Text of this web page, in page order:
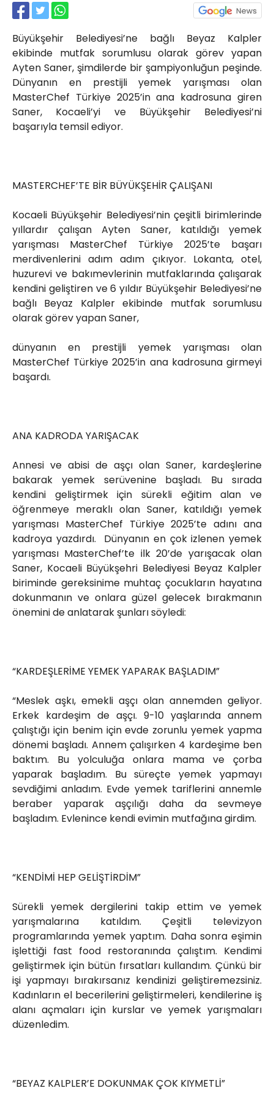
Büyükşehir Belediyesi’ne bağlı Beyaz Kalpler
ekibinde mutfak sorumlusu olarak görev yapan
Ayten Saner, şimdilerde bir şampiyonluğun peşinde.
Dünyanın en prestijli yemek yarışması olan
MasterChef Türkiye 2025’in ana kadrosuna giren
Saner, Kocaeli’yi ve Büyükşehir Belediyesi’ni
başarıyla temsil ediyor.
MASTERCHEF’TE BİR BÜYÜKŞEHİR ÇALIŞANI
Kocaeli Büyükşehir Belediyesi’nin çeşitli birimlerinde
yıllardır çalışan Ayten Saner, katıldığı yemek
yarışması MasterChef Türkiye 2025’te başarı
merdivenlerini adım adım çıkıyor. Lokanta, otel,
huzurevi ve bakımevlerinin mutfaklarında çalışarak
kendini geliştiren ve 6 yıldır Büyükşehir Belediyesi’ne
bağlı Beyaz Kalpler ekibinde mutfak sorumlusu
olarak görev yapan Saner,
dünyanın en prestijli yemek yarışması olan
MasterChef Türkiye 2025’in ana kadrosuna girmeyi
başardı.
ANA KADRODA YARIŞACAK
Annesi ve abisi de aşçı olan Saner, kardeşlerine
bakarak yemek serüvenine başladı. Bu sırada
kendini geliştirmek için sürekli eğitim alan ve
öğrenmeye meraklı olan Saner, katıldığı yemek
yarışması MasterChef Türkiye 2025’te adını ana
kadroya yazdırdı. Dünyanın en çok izlenen yemek
yarışması MasterChef’te ilk 20’de yarışacak olan
Saner, Kocaeli Büyükşehri Belediyesi Beyaz Kalpler
biriminde gereksinime muhtaç çocukların hayatına
dokunmanın ve onlara güzel gelecek bırakmanın
önemini de anlatarak şunları söyledi:
“KARDEŞLERİME YEMEK YAPARAK BAŞLADIM”
“Meslek aşkı, emekli aşçı olan annemden geliyor.
Erkek kardeşim de aşçı. 9-10 yaşlarında annem
çalıştığı için benim için evde zorunlu yemek yapma
dönemi başladı. Annem çalışırken 4 kardeşime ben
baktım. Bu yolculuğa onlara mama ve çorba
yaparak başladım. Bu süreçte yemek yapmayı
sevdiğimi anladım. Evde yemek tariflerini annemle
beraber yaparak aşçılığı daha da sevmeye
başladım. Evlenince kendi evimin mutfağına girdim.
“KENDİMİ HEP GELİŞTİRDİM”
Sürekli yemek dergilerini takip ettim ve yemek
yarışmalarına katıldım. Çeşitli televizyon
programlarında yemek yaptım. Daha sonra eşimin
işlettiği fast food restoranında çalıştım. Kendimi
geliştirmek için bütün fırsatları kullandım. Çünkü bir
işi yapmayı bırakırsanız kendinizi geliştiremezsiniz.
Kadınların el becerilerini geliştirmeleri, kendilerine iş
alanı açmaları için kurslar ve yemek yarışmaları
düzenledim.
“BEYAZ KALPLER’E DOKUNMAK ÇOK KIYMETLİ”
Akkavaklar Caddesi No:17/4 İzmit-
KOCAELİ
kocaelisokak@gmail.com